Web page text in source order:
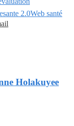
sante 2.0Web santé
Holakuyee